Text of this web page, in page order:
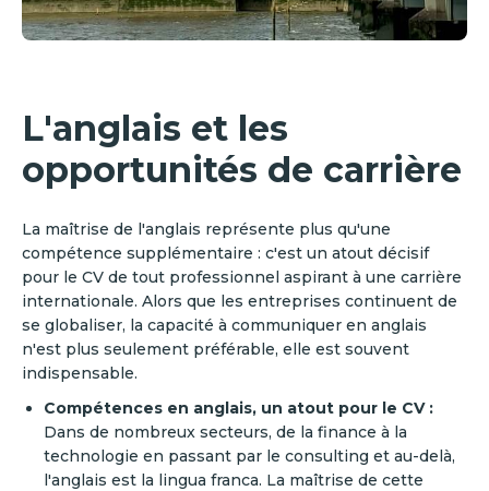
L'anglais et les
opportunités de carrière
La maîtrise de l'anglais représente plus qu'une
compétence supplémentaire : c'est un atout décisif
pour le CV de tout professionnel aspirant à une carrière
internationale. Alors que les entreprises continuent de
se globaliser, la capacité à communiquer en anglais
n'est plus seulement préférable, elle est souvent
indispensable.
Compétences en anglais, un atout pour le CV :
Dans de nombreux secteurs, de la finance à la
technologie en passant par le consulting et au-delà,
l'anglais est la lingua franca. La maîtrise de cette